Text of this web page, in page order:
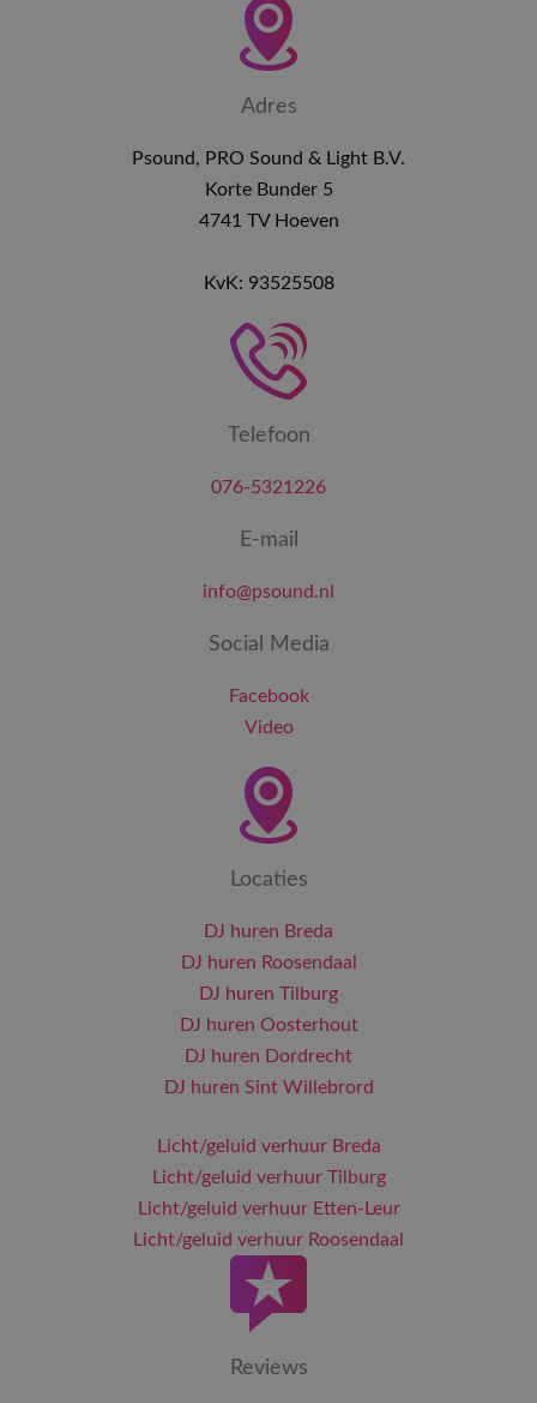
Adres
Psound, PRO Sound & Light B.V.
Korte Bunder 5
4741 TV Hoeven
KvK: 93525508
Telefoon
076-5321226
E-mail
info@psound.nl
Social Media
Facebook
Video
Locaties
DJ huren Breda
DJ huren Roosendaal
DJ huren Tilburg
DJ huren Oosterhout
DJ huren Dordrecht
DJ huren Sint Willebrord
Licht/geluid verhuur Breda
Licht/geluid verhuur Tilburg
Licht/geluid verhuur Etten-Leur
Licht/geluid verhuur Roosendaal
Reviews